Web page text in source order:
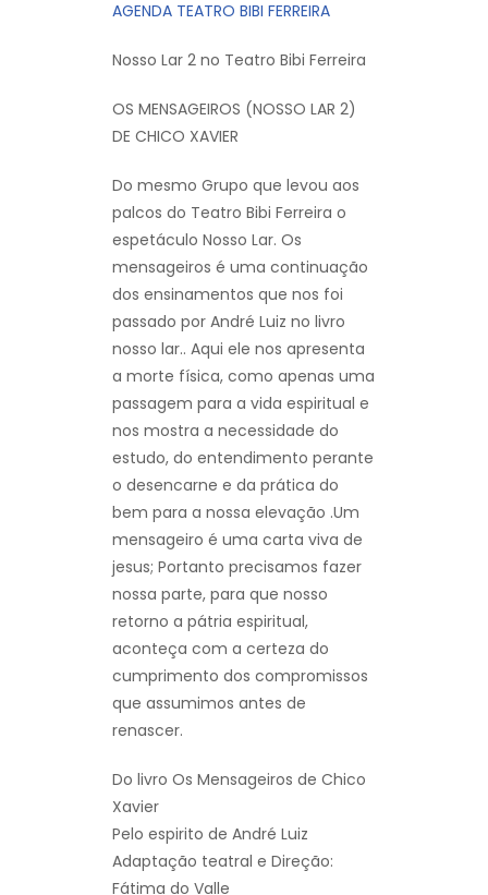
AGENDA TEATRO BIBI FERREIRA
Nosso Lar 2 no Teatro Bibi Ferreira
OS MENSAGEIROS (NOSSO LAR 2)
DE CHICO XAVIER
Do mesmo Grupo que levou aos
palcos do Teatro Bibi Ferreira o
espetáculo Nosso Lar. Os
mensageiros é uma continuação
dos ensinamentos que nos foi
passado por André Luiz no livro
nosso lar.. Aqui ele nos apresenta
a morte física, como apenas uma
passagem para a vida espiritual e
nos mostra a necessidade do
estudo, do entendimento perante
o desencarne e da prática do
bem para a nossa elevação .Um
mensageiro é uma carta viva de
jesus; Portanto precisamos fazer
nossa parte, para que nosso
retorno a pátria espiritual,
aconteça com a certeza do
cumprimento dos compromissos
que assumimos antes de
renascer.
Do livro Os Mensageiros de Chico
Xavier
Pelo espirito de André Luiz
Adaptação teatral e Direção:
Fátima do Valle